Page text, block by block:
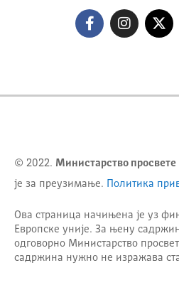
© 2022. Министарство просвете
је за преузимање. Политика
Ова страница начињена је уз
Европске уније. За њену
одговорно Министарство
садржина нужно не изражава